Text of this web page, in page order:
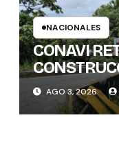
NACIONALES
CONAVI
PUENTE
CONCLUIR
AGO 3, 2026